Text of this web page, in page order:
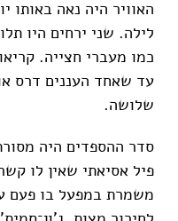
האוויר היה נאה באותו
לילה. שני ירחים היו
כמו מעברי חצייה.
עד שאחד העננים דרס
שלושה.
סדר ההספדים היה
פיל אסיאתי שאין לו
משמרת במפעל בו פעם